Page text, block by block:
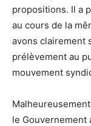
propositions. Il a
au cours de la
avons clairement
prélèvement au
mouvement
le Gouvernement